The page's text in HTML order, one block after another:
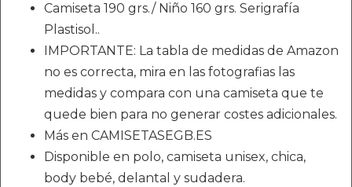
Camiseta 190 grs./ Niño 160 grs. Serigrafía
Plastisol..
IMPORTANTE: La tabla de medidas de Amazon
no es correcta, mira en las fotografias las
medidas y compara con una camiseta que te
quede bien para no generar costes adicionales.
Más en CAMISETASEGB.ES
Disponible en polo, camiseta unisex, chica,
body bebé, delantal y sudadera.